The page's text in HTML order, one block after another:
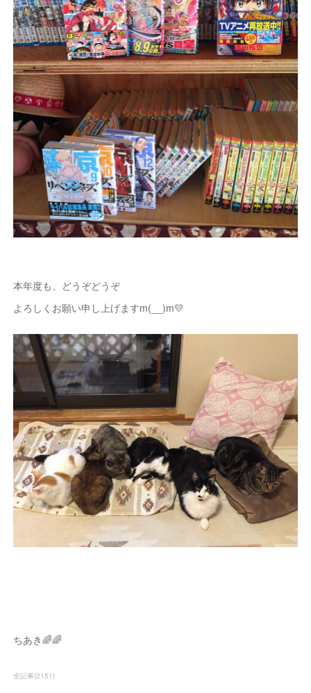
本年度も、どうぞどうぞ
よろしくお願い申し上げますm(__)m💛
ちあき🌈🌈
全記事(2151)